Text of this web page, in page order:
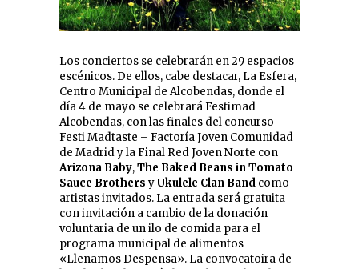
Los conciertos se celebrarán en 29 espacios
escénicos. De ellos, cabe destacar, La Esfera,
Centro Municipal de Alcobendas, donde el
día 4 de mayo se celebrará Festimad
Alcobendas, con las finales del concurso
Festi Madtaste – Factoría Joven Comunidad
de Madrid y la Final Red Joven Norte con
Arizona Baby,The Baked Beans in Tomato
Sauce Brothers yUkulele Clan Band como
artistas invitados. La entrada será gratuita
con invitación a cambio de la donación
voluntaria de un ilo de comida para el
programa municipal de alimentos
«Llenamos Despensa». La convocatoira de